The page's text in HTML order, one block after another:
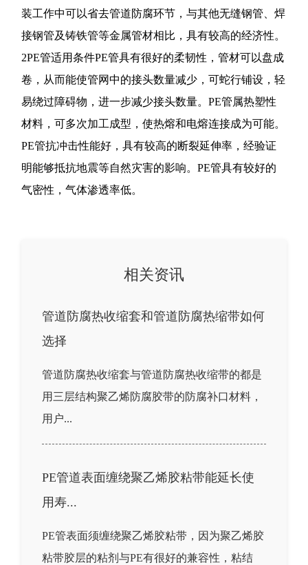
装工作中可以省去管道防腐环节，与其他无缝钢管、焊
接钢管及铸铁管等金属管材相比，具有较高的经济性。
2PE管适用条件PE管具有很好的柔韧性，管材可以盘成
卷，从而能使管网中的接头数量减少，可蛇行铺设，轻
易绕过障碍物，进一步减少接头数量。PE管属热塑性
材料，可多次加工成型，使热熔和电熔连接成为可能。
PE管抗冲击性能好，具有较高的断裂延伸率，经验证
明能够抵抗地震等自然灾害的影响。PE管具有较好的
气密性，气体渗透率低。
相关资讯
管道防腐热收缩套和管道防腐热缩带如何
选择
管道防腐热收缩套与管道防腐热收缩带的都是
用三层结构聚乙烯防腐胶带的防腐补口材料，
用户...
PE管道表面缠绕聚乙烯胶粘带能延长使
用寿...
PE管表面须缠绕聚乙烯胶粘带，因为聚乙烯胶
粘带胶层的粘剂与PE有很好的兼容性，粘结